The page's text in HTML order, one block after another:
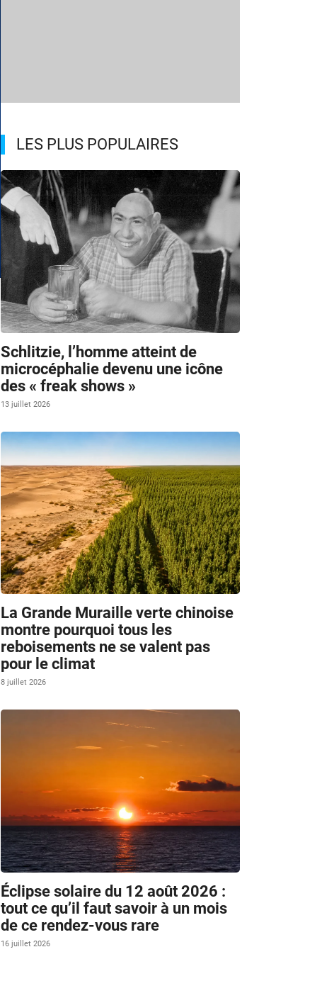
LES PLUS POPULAIRES
Schlitzie, l’homme atteint de
microcéphalie devenu une icône
des « freak shows »
13 juillet 2026
La Grande Muraille verte chinoise
montre pourquoi tous les
reboisements ne se valent pas
pour le climat
8 juillet 2026
Éclipse solaire du 12 août 2026 :
tout ce qu’il faut savoir à un mois
de ce rendez-vous rare
16 juillet 2026